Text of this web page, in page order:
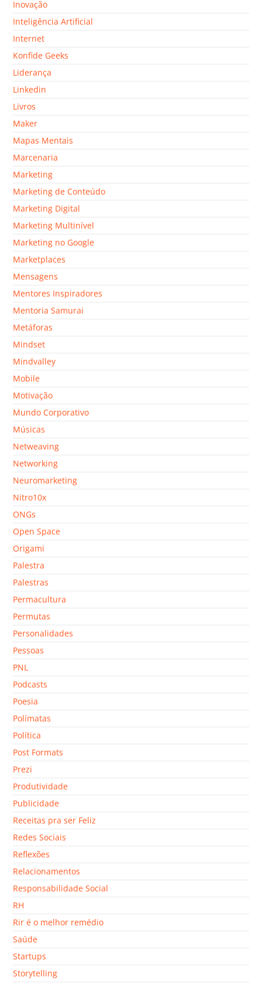
Inovação
Inteligência Artificial
Internet
Konfide Geeks
Liderança
Linkedin
Livros
Maker
Mapas Mentais
Marcenaria
Marketing
Marketing de Conteúdo
Marketing Digital
Marketing Multinível
Marketing no Google
Marketplaces
Mensagens
Mentores Inspiradores
Mentoria Samurai
Metáforas
Mindset
Mindvalley
Mobile
Motivação
Mundo Corporativo
Músicas
Netweaving
Networking
Neuromarketing
Nitro10x
ONGs
Open Space
Origami
Palestra
Palestras
Permacultura
Permutas
Personalidades
Pessoas
PNL
Podcasts
Poesia
Polímatas
Política
Post Formats
Prezi
Produtividade
Publicidade
Receitas pra ser Feliz
Redes Sociais
Reflexões
Relacionamentos
Responsabilidade Social
RH
Rir é o melhor remédio
Saúde
Startups
Storytelling